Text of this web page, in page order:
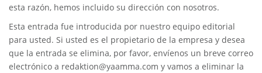
esta razón, hemos incluido su dirección con nosotros.
Esta entrada fue introducida por nuestro equipo editorial
para usted. Si usted es el propietario de la empresa y desea
que la entrada se elimina, por favor, envíenos un breve correo
electrónico a redaktion@yaamma.com y vamos a eliminar la